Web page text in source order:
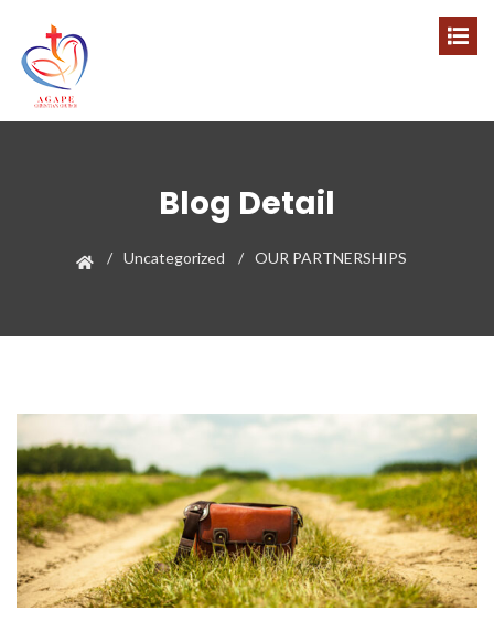
Blog Detail
Uncategorized OUR PARTNERSHIPS